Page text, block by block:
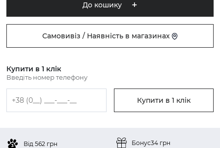
До кошику
Самовивіз / Наявність в магазинах
Купити в 1 клік
Введіть номер телефону
Купити в 1 клік
Від 562 грн
Бонус34 грн